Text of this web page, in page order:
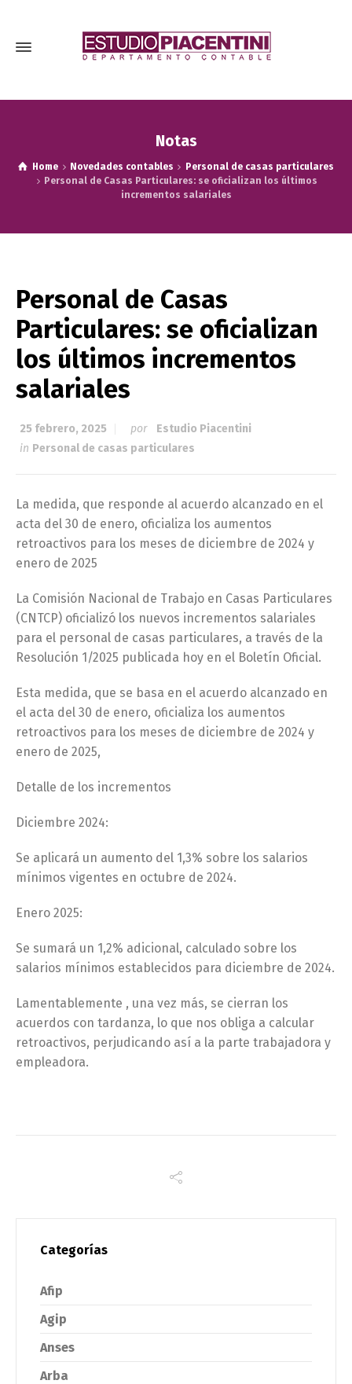
Notas
Home Novedades contables
Personal de casas particulares
Personal de Casas Particulares: se oficializan los últimos
incrementos salariales
Personal de Casas
Particulares: se oficializan
los últimos incrementos
salariales
25 febrero, 2025 por
Estudio Piacentini
in Personal de casas particulares
La medida, que responde al acuerdo alcanzado en el
acta del 30 de enero, oficializa los aumentos
retroactivos para los meses de diciembre de 2024 y
enero de 2025
La Comisión Nacional de Trabajo en Casas Particulares
(CNTCP) oficializó los nuevos incrementos salariales
para el personal de casas particulares, a través de la
Resolución 1/2025 publicada hoy en el Boletín Oficial.
Esta medida, que se basa en el acuerdo alcanzado en
el acta del 30 de enero, oficializa los aumentos
retroactivos para los meses de diciembre de 2024 y
enero de 2025,
Detalle de los incrementos
Diciembre 2024:
Se aplicará un aumento del 1,3% sobre los salarios
mínimos vigentes en octubre de 2024.
Enero 2025:
Se sumará un 1,2% adicional, calculado sobre los
salarios mínimos establecidos para diciembre de 2024.
Lamentablemente , una vez más, se cierran los
acuerdos con tardanza, lo que nos obliga a calcular
retroactivos, perjudicando así a la parte trabajadora y
empleadora.
Categorías
Afip
Agip
Anses
Arba